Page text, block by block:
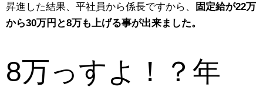
昇進した結果、平社員から係長ですから、
固定給が22万
から30万円と8万も上げる事が出来ました。
8万っすよ！？年